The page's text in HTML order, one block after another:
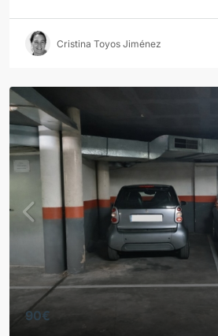
Cristina Toyos Jiménez
90€